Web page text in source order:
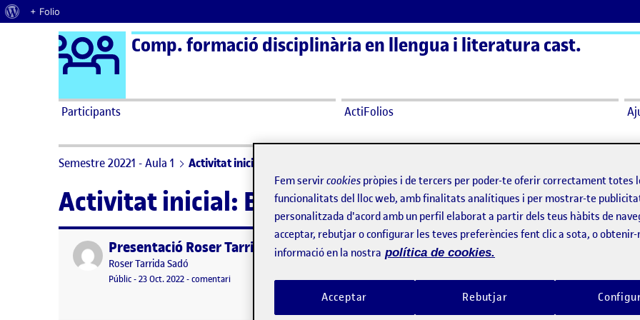
Quant al WordPress
+ Folio
Saltar al contingut Logo Ágora
Comp. formació disciplinària en llengua i literatura cast.
Participants ActiFolios
Semestre 20221 - Aula 1 Activitat inicial: Benvinguda i presentacions
Activitat inicial: Benvinguda i presentacions
Publicat perPresentació Roser Tarrida ( Comp. formació disciplinar en llengua i literatura cast. )
Publicat per
Roser Tarrida Sadó
Visibilitat:
Públic-Data de publicació
23 Oct. 202223 octubre, 2022 10:09 pm
-comentariel Presentació Roser Tarrida ( Comp. formació disciplinar en llengua i literatura cast. )
Fem servircookies pròpies i de tercers per poder-te oferir correctament totes
funcionalitats del lloc web, amb finalitats analítiques i per mostrar-te
personalitzada d'acord amb un perfil elaborat a partir dels teus hàbits de
acceptar, rebutjar o configurar les teves preferències fent clic a sota, o obtenir-
informació en la nostra política de cookies.
Rebutjar
Acceptar